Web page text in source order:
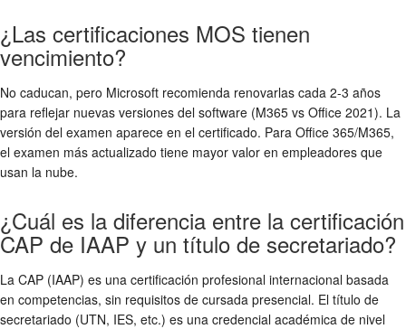
¿Las certificaciones MOS tienen
vencimiento?
No caducan, pero Microsoft recomienda renovarlas cada 2-3 años
para reflejar nuevas versiones del software (M365 vs Office 2021). La
versión del examen aparece en el certificado. Para Office 365/M365,
el examen más actualizado tiene mayor valor en empleadores que
usan la nube.
¿Cuál es la diferencia entre la certificación
CAP de IAAP y un título de secretariado?
La CAP (IAAP) es una certificación profesional internacional basada
en competencias, sin requisitos de cursada presencial. El título de
secretariado (UTN, IES, etc.) es una credencial académica de nivel